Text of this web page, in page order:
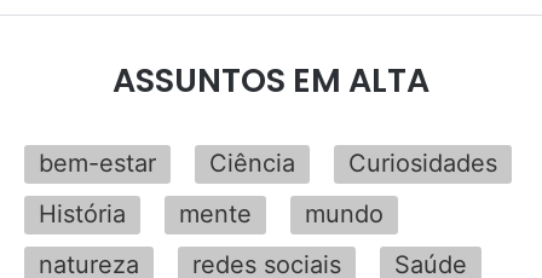
ASSUNTOS EM ALTA
bem-estar Ciência
Curiosidades
História
mente
mundo
natureza
redes sociais
Saúde